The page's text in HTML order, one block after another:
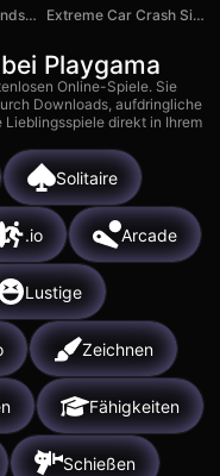
Two Player Red Hands Game Extreme Car Crash Simulator
Playgama
Online-Spiele. Sie
Downloads, aufdringliche
Lieblingsspiele direkt in Ihrem
Solitaire
.io Arcade
Lustige
Zeichnen
Fähigkeiten
Schießen